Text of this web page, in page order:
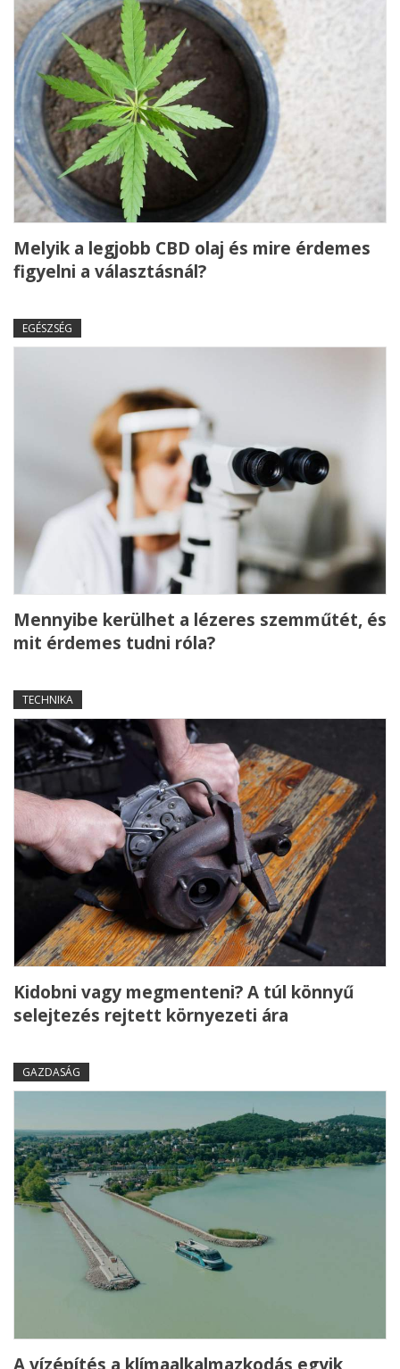
Melyik a legjobb CBD olaj és mire érdemes
figyelni a választásnál?
EGÉSZSÉG
Mennyibe kerülhet a lézeres szemműtét, és
mit érdemes tudni róla?
TECHNIKA
Kidobni vagy megmenteni? A túl könnyű
selejtezés rejtett környezeti ára
GAZDASÁG